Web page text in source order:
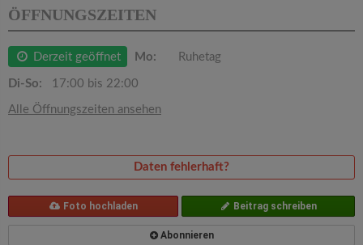
ÖFFNUNGSZEITEN
Derzeit geöffnet Mo: Ruhetag
Di-So: 17:00 bis 22:00
Alle Öffnungszeiten ansehen
Daten fehlerhaft?
Foto hochladen Beitrag schreiben
Abonnieren
a
t
i